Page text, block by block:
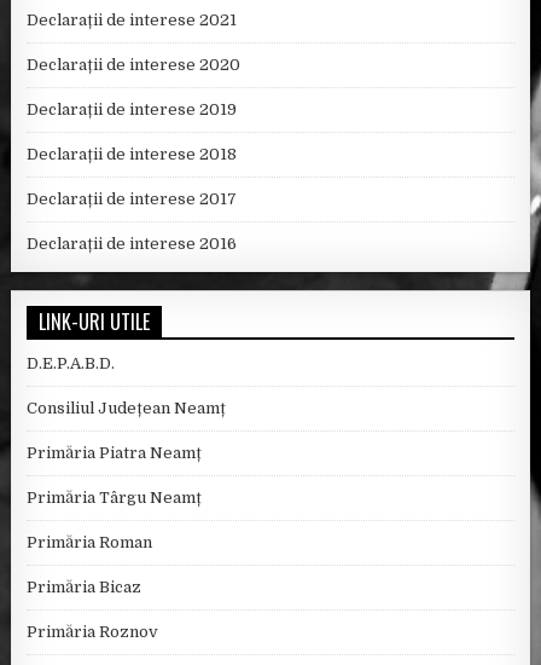
Declarații de interese 2021
Declarații de interese 2020
Declarații de interese 2019
Declarații de interese 2018
Declarații de interese 2017
Declarații de interese 2016
LINK-URI UTILE
D.E.P.A.B.D.
Consiliul Județean Neamț
Primăria Piatra Neamț
Primăria Târgu Neamț
Primăria Roman
Primăria Bicaz
Primăria Roznov